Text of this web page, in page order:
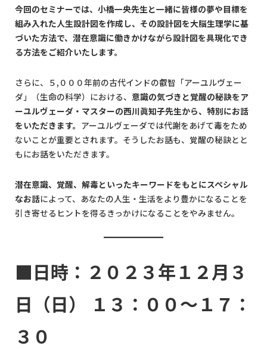
今回のセミナーでは、小橋一央先生と一緒に皆様の夢や目標を
組み入れた人生設計図を作成し、その設計図を大脳生理学に基
づいた方法で、潜在意識に働きかけながら設計図を具現化でき
る方法をご紹介いたします。
さらに、５,０００年前の古代インドの叡智「アーユルヴェー
ダ」（生命の科学）における、 意識の気づきと覚醒の秘訣をア
ーユルヴェーダ・マスターの西川眞知子先生から、特別にお話
をいただきます。 アーユルヴェーダでは代謝をあげて毒をため
ないことが重要とされます。そうしたお話も、覚醒の秘訣とと
もにお話をいただきます。
潜在意識、覚醒、解毒といったキーワードをもとにスペシャル
なお話によって、あなたの人生・生活をより豊かになることを
引き寄せるヒントを得るきっかけになることをやみません。
■日時：２０２３年１２月３
日（日） １３：００～１７：
３０